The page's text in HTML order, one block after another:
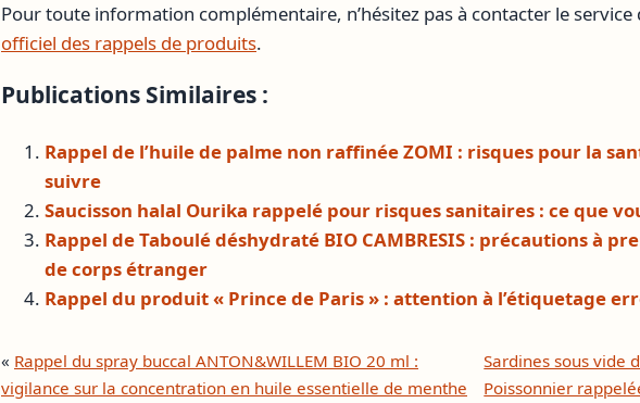
Pour toute information complémentaire, n’hésitez pas à contacter le service
officiel des rappels de produits.
Publications Similaires :
Rappel de l’huile de palme non raffinée ZOMI : risques pour la
suivre
Saucisson halal Ourika rappelé pour risques sanitaires : ce que
Rappel de Taboulé déshydraté BIO CAMBRESIS : précautions à
de corps étranger
Rappel du produit « Prince de Paris » : attention à l’étiquetage
« Rappel du spray buccal ANTON&WILLEM BIO 20 ml :
vigilance sur la concentration en huile essentielle de menthe
Sardines sous vide
Poissonnier